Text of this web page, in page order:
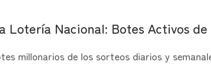
Lotería Nacional: Botes Activos de
millonarios de los sorteos diarios y